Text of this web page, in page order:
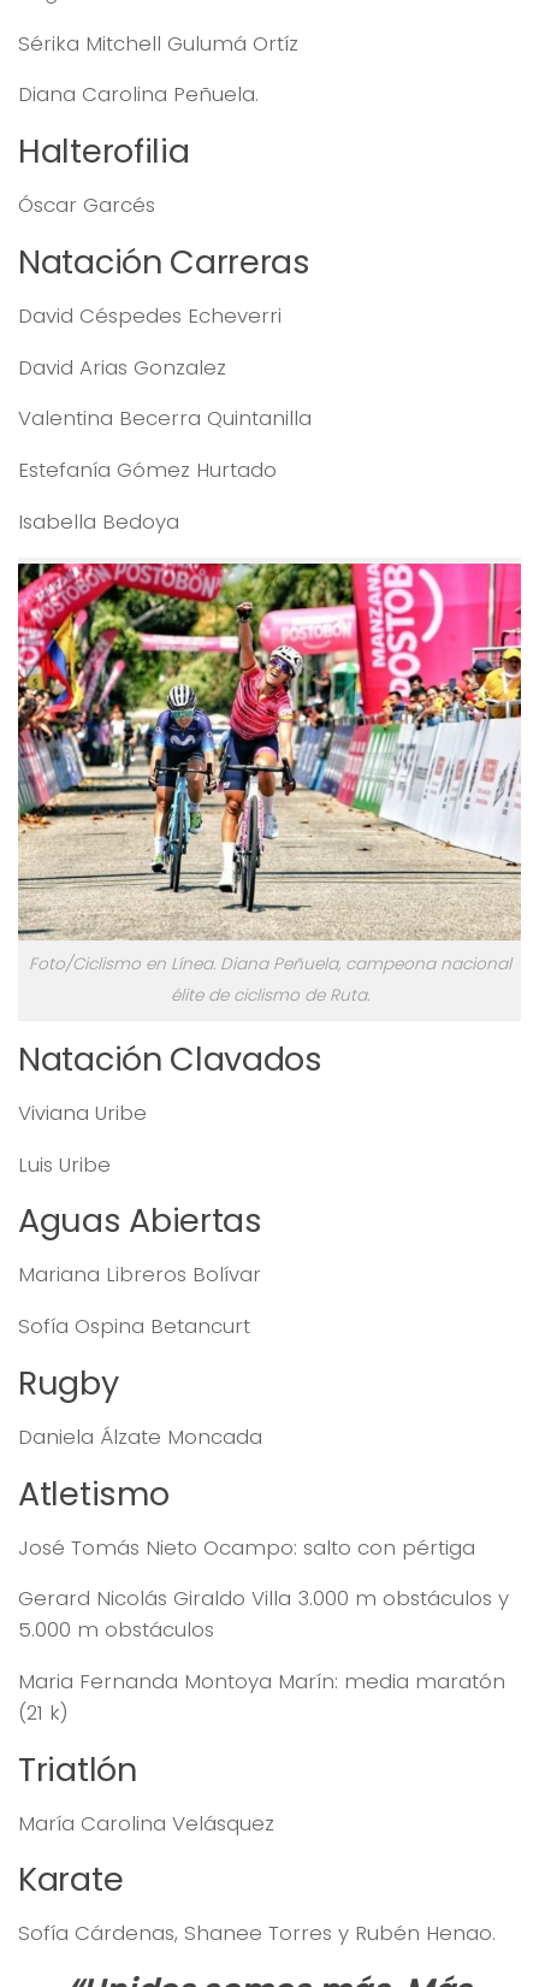
Sérika Mitchell Gulumá Ortíz
Diana Carolina Peñuela.
Halterofilia
Óscar Garcés
Natación Carreras
David Céspedes Echeverri
David Arias Gonzalez
Valentina Becerra Quintanilla
Estefanía Gómez Hurtado
Isabella Bedoya
Foto/Ciclismo en Línea. Diana Peñuela, campeona nacional
élite de ciclismo de Ruta.
Natación Clavados
Viviana Uribe
Luis Uribe
Aguas Abiertas
Mariana Libreros Bolívar
Sofía Ospina Betancurt
Rugby
Daniela Álzate Moncada
Atletismo
José Tomás Nieto Ocampo: salto con pértiga
Gerard Nicolás Giraldo Villa 3.000 m obstáculos y
5.000 m obstáculos
Maria Fernanda Montoya Marín: media maratón
(21 k)
Triatlón
María Carolina Velásquez
Karate
Sofía Cárdenas, Shanee Torres y Rubén Henao.